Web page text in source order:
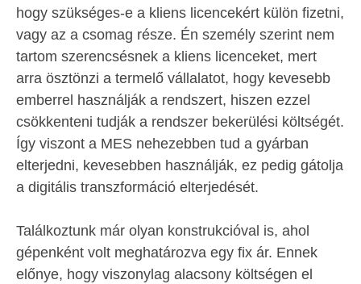
hogy szükséges-e a kliens licencekért külön fizetni,
vagy az a csomag része. Én személy szerint nem
tartom szerencsésnek a kliens licenceket, mert
arra ösztönzi a termelő vállalatot, hogy kevesebb
emberrel használják a rendszert, hiszen ezzel
csökkenteni tudják a rendszer bekerülési költségét.
Így viszont a MES nehezebben tud a gyárban
elterjedni, kevesebben használják, ez pedig gátolja
a digitális transzformáció elterjedését.
Találkoztunk már olyan konstrukcióval is, ahol
gépenként volt meghatározva egy fix ár. Ennek
előnye, hogy viszonylag alacsony költségen el